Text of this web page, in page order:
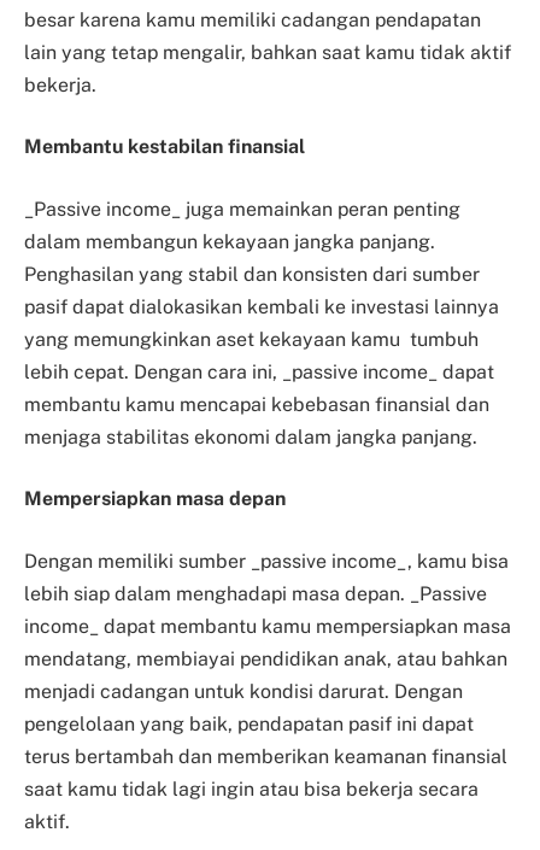
besar karena kamu memiliki cadangan pendapatan
lain yang tetap mengalir, bahkan saat kamu tidak aktif
bekerja.
Membantu kestabilan finansial
_Passive income_ juga memainkan peran penting
dalam membangun kekayaan jangka panjang.
Penghasilan yang stabil dan konsisten dari sumber
pasif dapat dialokasikan kembali ke investasi lainnya
yang memungkinkan aset kekayaan kamu tumbuh
lebih cepat. Dengan cara ini, _passive income_ dapat
membantu kamu mencapai kebebasan finansial dan
menjaga stabilitas ekonomi dalam jangka panjang.
Mempersiapkan masa depan
Dengan memiliki sumber _passive income_, kamu bisa
lebih siap dalam menghadapi masa depan. _Passive
income_ dapat membantu kamu mempersiapkan masa
mendatang, membiayai pendidikan anak, atau bahkan
menjadi cadangan untuk kondisi darurat. Dengan
pengelolaan yang baik, pendapatan pasif ini dapat
terus bertambah dan memberikan keamanan finansial
saat kamu tidak lagi ingin atau bisa bekerja secara
aktif.